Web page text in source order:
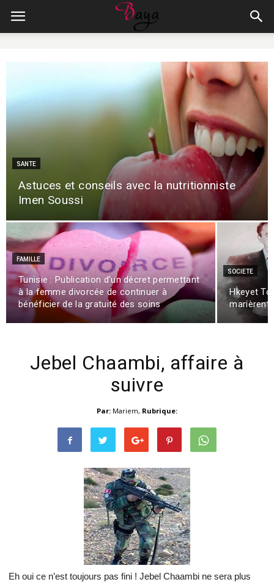
SANTE
Astuces et conseils avec la nutritionniste
Imen Soussi
FAMILLE
Tunisie : Publication d’un décret permettant
à la femme divorcée de continuer à
bénéficier de la gratuité des soins
SOCIETE
Hkeyet
marièrent
Jebel Chaambi, affaire à
suivre
Par: Mariem, Rubrique:
Eh oui ce n’est toujours pas fini ! Jebel Chaambi ne sera plus